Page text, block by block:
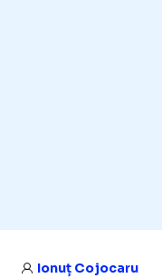
Ionuț Cojocaru